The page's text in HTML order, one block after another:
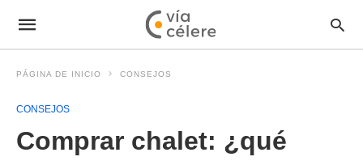
PÁGINA DE INICIO CONSEJOS
CONSEJOS
Comprar chalet: ¿qué